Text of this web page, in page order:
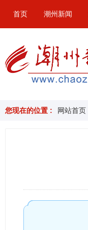
首页 潮州新闻
您现在的位置 : 网站首页